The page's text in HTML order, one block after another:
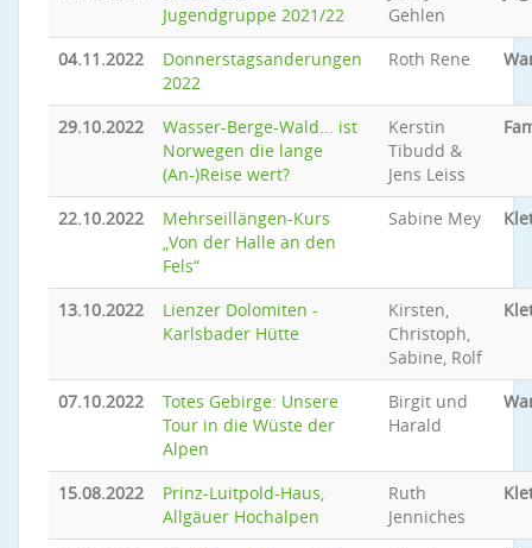
Jugendgruppe 2021/22
Gehlen
04.11.2022
Donnerstagsanderungen
2022
Roth Rene
29.10.2022
Wasser-Berge-Wald... ist
Norwegen die lange
(An-)Reise wert?
Kerstin
Tibudd &
Jens Leiss
22.10.2022
Mehrseillängen-Kurs
„Von der Halle an den
Fels“
Sabine Mey
13.10.2022
Lienzer Dolomiten -
Karlsbader Hütte
Kirsten,
Christoph,
Sabine, Rolf
07.10.2022
Totes Gebirge: Unsere
Tour in die Wüste der
Alpen
Birgit und
Harald
15.08.2022
Prinz-Luitpold-Haus,
Allgäuer Hochalpen
Ruth
Jenniches